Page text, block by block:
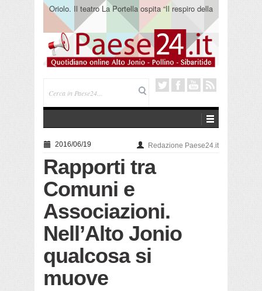
Oriolo. Il teatro La Portella ospita “Il respiro della
terra” del collettivo 365
2016/06/19 Redazione Paese24.it
Rapporti tra
Comuni e
Associazioni.
Nell’Alto Jonio
qualcosa si
muove